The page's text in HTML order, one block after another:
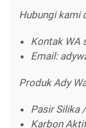
Hubungi kami
Kontak WA
Email:
Produk Ady
Pasir Silika
Karbon